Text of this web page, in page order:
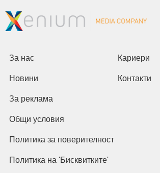
За нас Кариери
Новини Контакти
За реклама
Общи условия
Политика за поверителност
Политика на 'Бисквитките'